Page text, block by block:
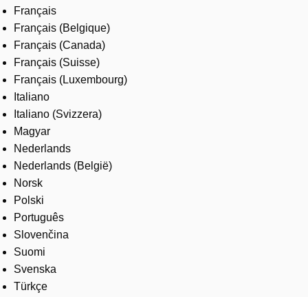
Français
Français (Belgique)
Français (Canada)
Français (Suisse)
Français (Luxembourg)
Italiano
Italiano (Svizzera)
Magyar
Nederlands
Nederlands (België)
Norsk
Polski
Português
Slovenčina
Suomi
Svenska
Türkçe